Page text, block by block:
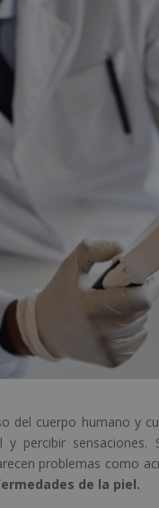
del cuerpo humano y
y percibir
problemas como
de la piel.